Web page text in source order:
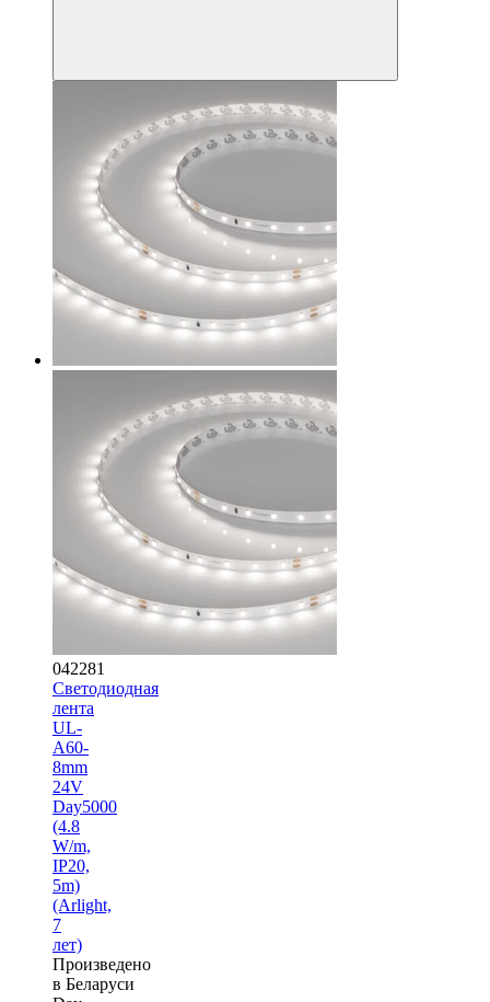
042281
Светодиодная
лента
UL-
A60-
8mm
24V
Day5000
(4.8
W/m,
IP20,
5m)
(Arlight,
7
лет)
Произведено
в Беларуси